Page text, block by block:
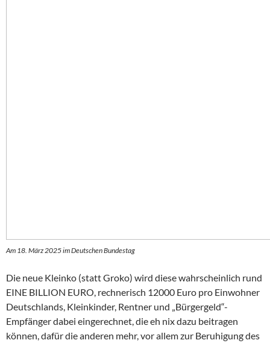
Am 18. März 2025 im Deutschen Bundestag
Die neue Kleinko (statt Groko) wird diese wahrscheinlich rund
EINE BILLION EURO, rechnerisch 12000 Euro pro Einwohner
Deutschlands, Kleinkinder, Rentner und „Bürgergeld“-
Empfänger dabei eingerechnet, die eh nix dazu beitragen
können, dafür die anderen mehr, vor allem zur Beruhigung des